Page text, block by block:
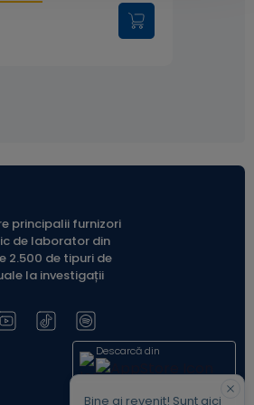
principalii furnizori
de laborator din
2.500 de tipuri de
la investigații
Descarcă din
Bine ai revenit! Sunt aici